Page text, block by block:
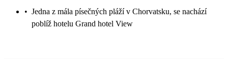
• Jedna z mála písečných pláží v Chorvatsku, se nachází
poblíž hotelu Grand hotel View